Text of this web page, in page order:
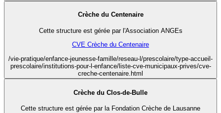
Crèche du Centenaire
Cette structure est gérée par l'Association ANGEs
CVE Crèche du Centenaire
/vie-pratique/enfance-jeunesse-famille/reseau-l/prescolaire/type-accueil-
prescolaire/institutions-pour-l-enfance/liste-cve-municipaux-prives/cve-
creche-centenaire.html
Crèche du Clos-de-Bulle
Cette structure est gérée par la Fondation Crèche de Lausanne